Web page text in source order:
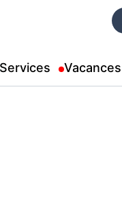
Services Vacances